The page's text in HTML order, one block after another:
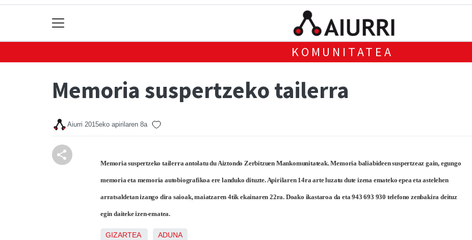
KOMUNITATEA
Memoria suspertzeko tailerra
Aiurri 2015eko apirilaren 8a
Memoria suspertzeko tailerra antolatu du Aiztondo Zerbitzuen Mankomunitateak. Memoria baliabideen suspertzeaz gain, egungo
memoria eta memoria autobiografikoa ere landuko dituzte. Apirilaren 14ra arte luzatu dute izena emateko epea eta astelehen
arratsaldetan izango dira saioak, maiatzaren 4tik ekainaren 22ra. Doako ikastaroa da eta 943 693 930 telefono zenbakira deituz
egin daiteke izen-ematea.
GIZARTEA ADUNA